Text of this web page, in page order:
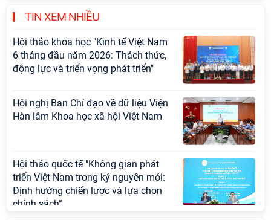
TIN XEM NHIỀU
cấp Bộ
Hội thảo khoa học "Kinh tế Việt Nam
6 tháng đầu năm 2026: Thách thức,
động lực và triển vọng phát triển"
Hội nghị Ban Chỉ đạo về dữ liệu Viện
Hàn lâm Khoa học xã hội Việt Nam
Hội thảo quốc tế "Không gian phát
triển Việt Nam trong kỷ nguyên mới:
Định hướng chiến lược và lựa chọn
chính sách”